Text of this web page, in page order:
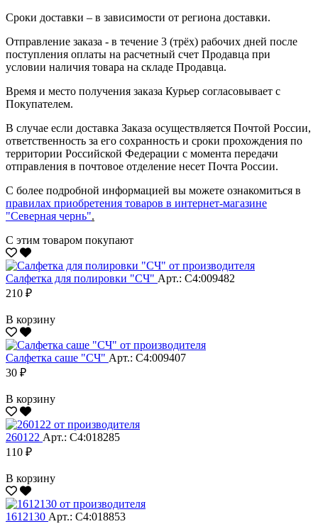
Сроки доставки – в зависимости от региона доставки.
Отправление заказа - в течение 3 (трёх) рабочих дней после
поступления оплаты на расчетный счет Продавца при
условии наличия товара на складе Продавца.
Время и место получения заказа Курьер согласовывает с
Покупателем.
В случае если доставка Заказа осуществляется Почтой России,
ответственность за его сохранность и сроки прохождения по
территории Российской Федерации с момента передачи
отправления в почтовое отделение несет Почта России.
С более подробной информацией вы можете ознакомиться в
правилах приобретения товаров в интернет-магазине
"Северная чернь".
С этим товаром покупают
Салфетка для полировки "CЧ" Арт.: С4:009482
210 ₽
В корзину
Салфетка саше "CЧ" Арт.: С4:009407
30 ₽
В корзину
260122 Арт.: С4:018285
110 ₽
В корзину
1612130 Арт.: С4:018853